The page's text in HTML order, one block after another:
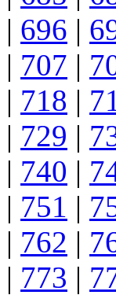
| 696 |
| 707 |
| 718 |
| 729 |
| 740 |
| 751 |
| 762 |
| 773 |